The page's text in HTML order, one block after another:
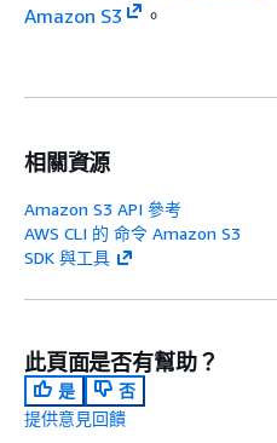
Amazon S3
。
相關資源
Amazon S3 API 參考
AWS CLI 的 命令 Amazon S3
SDK 與工具
此頁面是否有幫助？
是
否
提供意見回饋